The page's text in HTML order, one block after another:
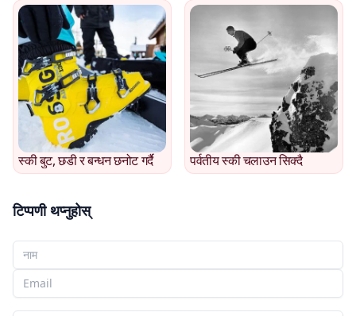
स्की बुट, छडी र बन्धन छनोट गर्दै पर्वतीय स्की चलाउन सिक्दै
टिप्पणी थप्नुहोस्
तपाईँको नाम
तपाईँको इमेल